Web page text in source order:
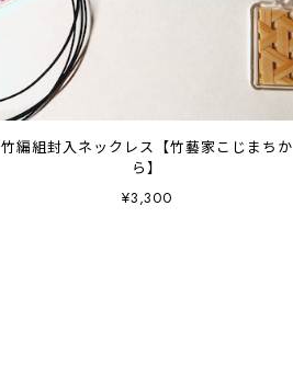
竹編組封入ネックレス【竹藝家こじまちか
ら】
¥3,300